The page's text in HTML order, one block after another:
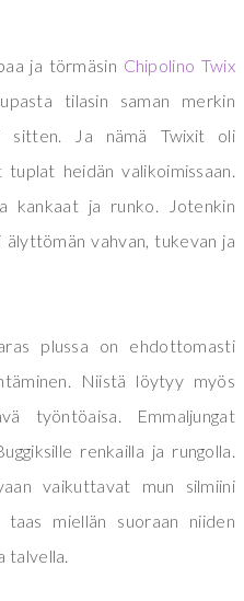
ja törmäsin Chipolino Twix
tilasin saman merkin
sitten. Ja nämä Twixit oli
heidän valikoimissaan.
kankaat ja runko. Jotenkin
vahvan, tukevan ja
plussa on ehdottomasti
Niistä löytyy myös
työntöaisa. Emmaljungat
renkailla ja rungolla.
vaikuttavat mun silmiini
miellän suoraan niiden
talvella.